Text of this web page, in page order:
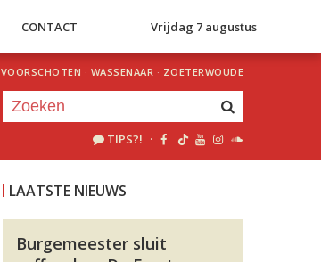
CONTACT Vrijdag 7 augustus
VOORSCHOTEN · WASSENAAR · ZOETERWOUDE
TIPS?! ·
LAATSTE NIEUWS
Burgemeester sluit